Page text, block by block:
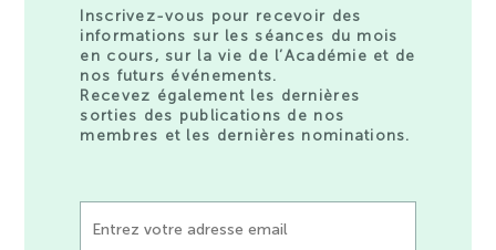
Inscrivez-vous pour recevoir des
informations sur les séances du mois
en cours, sur la vie de l’Académie et de
nos futurs événements.
Recevez également les dernières
sorties des publications de nos
membres et les dernières nominations.